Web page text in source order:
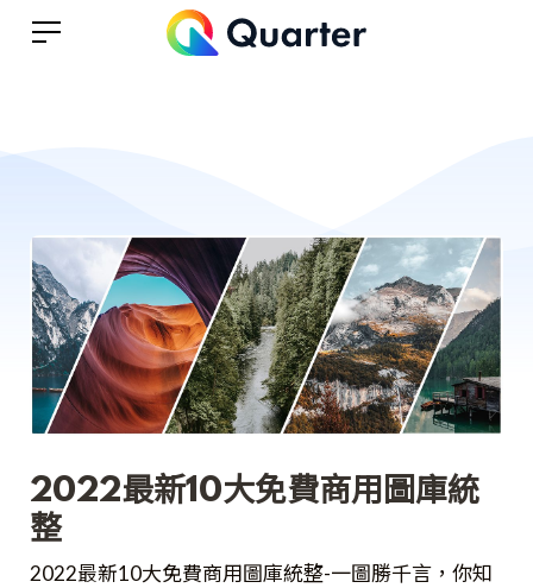
2022最新10大免費商用圖庫統
整
2022最新10大免費商用圖庫統整-一圖勝千言，你知